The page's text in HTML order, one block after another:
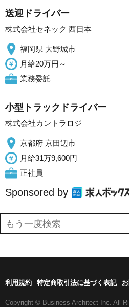
送迎ドライバー
株式会社セネック 西日本
福岡県 大野城市
月給20万円～
業務委託
小型トラックドライバー
株式会社カントラロジ
京都府 京田辺市
月給31万9,600円
正社員
Sponsored by
利用規約 特定商取引法に基づく表記
Copyright © Business Architect Inc. All